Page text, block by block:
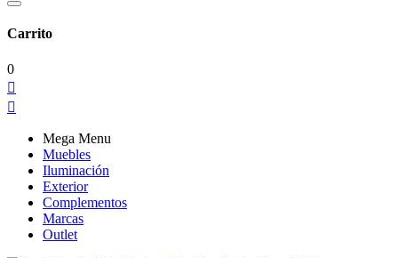
Carrito
0


Mega Menu
Muebles
Iluminación
Exterior
Complementos
Marcas
Outlet